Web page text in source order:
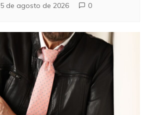
5 de agosto de 2026 0